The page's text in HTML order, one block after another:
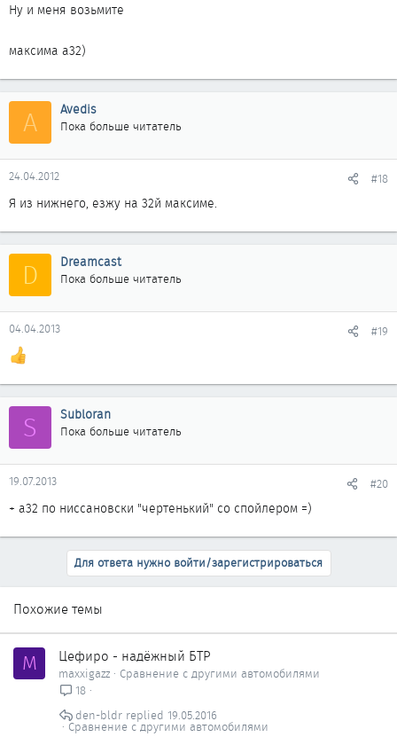
Ну и меня возьмите
максима а32)
A Avedis
Пока больше читатель
24.04.2012 #18
Я из нижнего, езжу на 32й максиме.
D Dreamcast
Пока больше читатель
04.04.2013 #19
S Subloran
Пока больше читатель
19.07.2013 #20
+ a32 по ниссановски "чертенький" со спойлером =)
Для ответа нужно войти/зарегистрироваться
Похожие темы
M Цефиро - надёжный БТР
maxxigazz
Сравнение с другими автомобилями
18
Сравнение с другими автомобилями
19.05.2016
den-bldr